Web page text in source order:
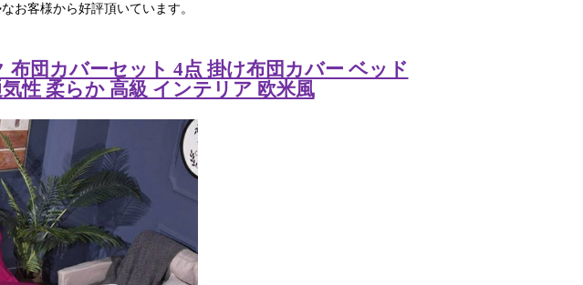
お客様から好評頂いています。
団カバーセット 4点 掛け布団カバー ベッド
性 柔らか 高級 インテリア 欧米風